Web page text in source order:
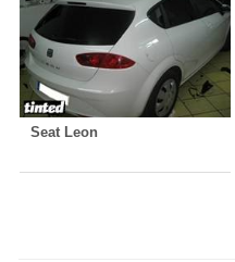
Seat Leon